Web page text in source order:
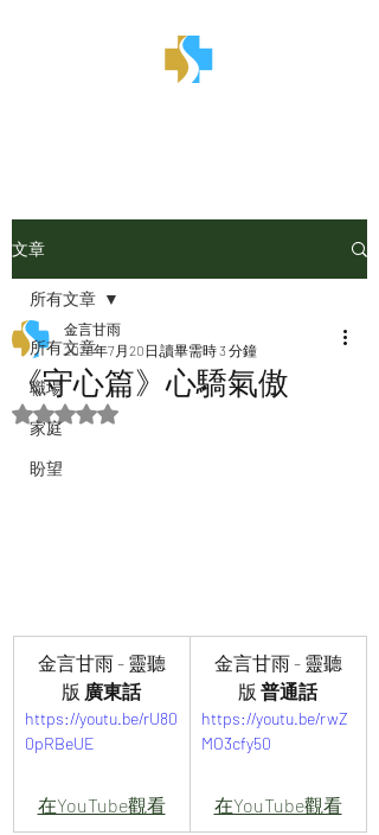
文章
所有文章
職場
家庭
盼望
所有文章
《守心篇》心驕氣傲
金言甘雨
2025年7月20日 讀畢需時 3 分鐘
評等為 NaN（最高為 5 顆星）。
金言甘雨 - 靈聽
版 廣東話
https://youtu.be/rU80
0pRBeUE
在YouTube觀看
金言甘雨 - 靈聽
版 普通話
https://youtu.be/rwZ
MO3cfy50
在YouTube觀看